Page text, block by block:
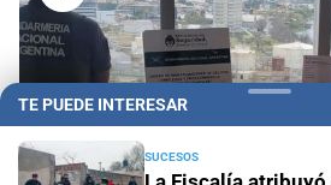
TE PUEDE INTERESAR
SUCESOS